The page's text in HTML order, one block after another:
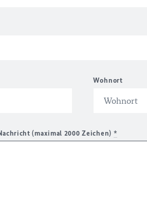
Wohnort
(maximal 2000 Zeichen) *